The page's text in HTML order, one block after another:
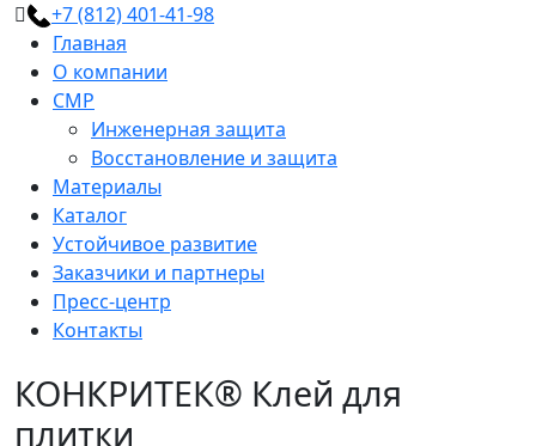
+7 (812) 401-41-98
Главная
О компании
СМР
Инженерная защита
Восстановление и защита
Материалы
Каталог
Устойчивое развитие
Заказчики и партнеры
Пресс-центр
Контакты
КОНКРИТЕК® Клей для
плитки